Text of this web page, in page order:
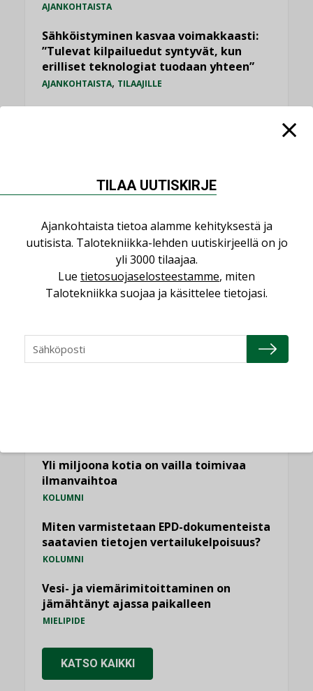
AJANKOHTAISTA
Sähköistyminen kasvaa voimakkaasti:
”Tulevat kilpailuedut syntyvät, kun
erilliset teknologiat tuodaan yhteen”
AJANKOHTAISTA, TILAAJILLE
LEHDEN ARTIKKELIT,TILAAJILLE
KATSO KAIKKI
Puheista tekoihin – uusin teknologia
Yli miljoona kotia on vailla toimivaa
ilmanvaihtoa
KOLUMNI
Miten varmistetaan EPD-dokumenteista
saatavien tietojen vertailukelpoisuus?
KOLUMNI
Vesi- ja viemärimitoittaminen on
jämähtänyt ajassa paikalleen
MIELIPIDE
KATSO KAIKKI
TILAA UUTISKIRJE
Ajankohtaista tietoa alamme kehityksestä ja
uutisista. Talotekniikka-lehden uutiskirjeellä on jo
yli 3000 tilaajaa.
Lue tietosuojaselosteestamme, miten
Talotekniikka suojaa ja käsittelee tietojasi.